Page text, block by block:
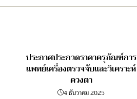
ประกาศประกวดราคาครุภัณฑ์การ
แพทย์เครื่องตรวจจับและวิเคราะห์
ดวงตา
4 ธันวาคม 2025